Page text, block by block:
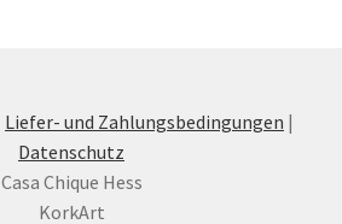
Liefer- und Zahlungsbedingungen |
Datenschutz
Casa Chique Hess
KorkArt